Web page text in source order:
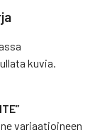
kuvia.
variaatioineen